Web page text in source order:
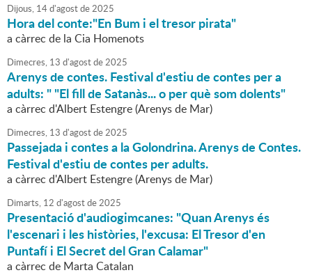
Dijous, 14d'agostde2025
Hora del conte:"En Bum i el tresor pirata"
a càrrec de la Cia Homenots
Dimecres, 13 d'agostde2025
Arenys de contes. Festival d'estiu de contes per a
adults: " "El fill de Satanàs... o per què som dolents"
a càrrec d'Albert Estengre (Arenys de Mar)
Dimecres, 13 d'agostde2025
Passejada i contes a la Golondrina. Arenys de Contes.
Festival d'estiu de contes per adults.
a càrrec d'Albert Estengre (Arenys de Mar)
Dimarts, 12 d'agostde2025
Presentació d'audiogimcanes: "Quan Arenys és
l'escenari i les històries, l'excusa: El Tresor d'en
Puntafí i El Secret del Gran Calamar"
a càrrec de Marta Catalan